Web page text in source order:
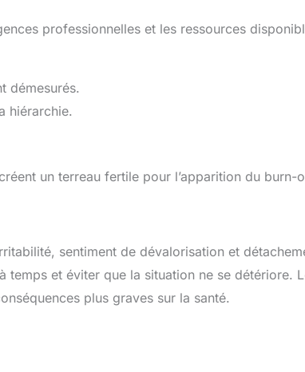
professionnelles et les ressources
démesurés.
hiérarchie.
un terreau fertile pour l’apparition du burn-
sentiment de dévalorisation et
temps et éviter que la situation ne se détériore.
plus graves sur la santé.